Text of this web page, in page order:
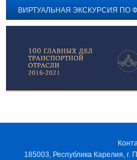
ВИРТУАЛЬНАЯ ЭКСКУРСИЯ ПО
185003, Республика Карелия, г.